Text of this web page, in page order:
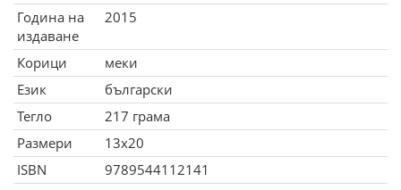
Година на
издаване
2015
Корици
меки
Език
български
Тегло
217 грама
Размери
13x20
ISBN
9789544112141